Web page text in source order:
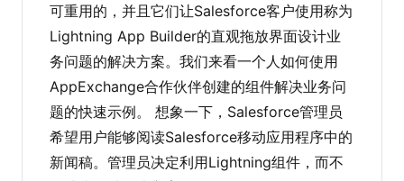
可重用的，并且它们让Salesforce客户使用称为
Lightning App Builder的直观拖放界面设计业
务问题的解决方案。我们来看一个人如何使用
AppExchange合作伙伴创建的组件解决业务问
题的快速示例。 想象一下，Salesforce管理员
希望用户能够阅读Salesforce移动应用程序中的
新闻稿。管理员决定利用Lightning组件，而不